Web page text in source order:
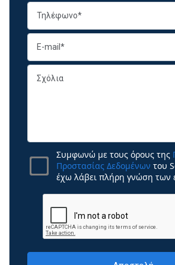
Συμφωνώ με τους όρους της
Προστασίας Δεδομένων του
έχω λάβει πλήρη γνώση των